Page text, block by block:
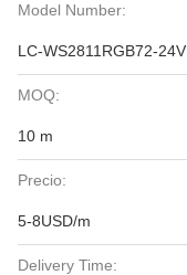
Model Number:
LC-WS2811RGB72-24V
MOQ:
10 m
Precio:
5-8USD/m
Delivery Time: